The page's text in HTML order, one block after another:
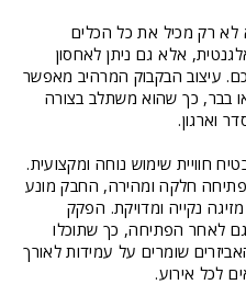
לא רק מכיל את כל הכלים
אלא גם ניתן לאחסון
עיצוב הבקבוק המרהיב מאפשר
או בבר, כך שהוא משתלב בצורה
וארגון.
חוויית שימוש נוחה ומקצועית.
חלקה ומהירה, החבק מונע
נקייה ומדויקת. הפקק
גם לאחר הפתיחה, כך שתוכלו
שומרים על עמידות לאורך
לכל אירוע.